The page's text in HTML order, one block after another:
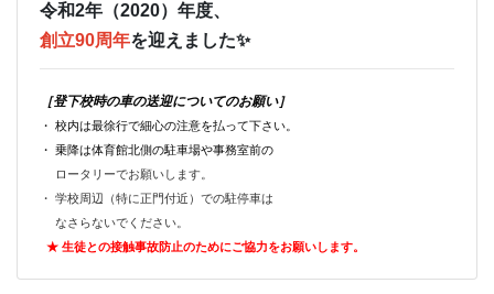
令和2年（2020）年度、
創立90周年を迎えました✨
［登下校時の車の送迎についてのお願い］
・ 校内は最徐行で細心の注意を払って下さい。
・ 乗降は体育館北側の駐車場や事務室前の
ロータリーでお願いします。
・ 学校周辺（特に正門付近）での駐停車は
なさらないでください。
★ 生徒との接触事故防止のためにご協力をお願いします。